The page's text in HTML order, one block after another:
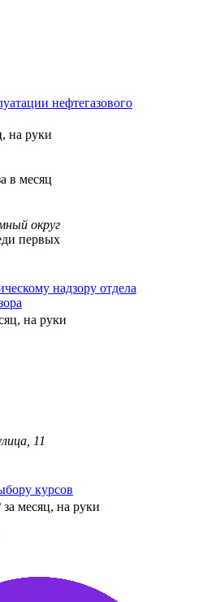
нефтегазового
на руки
в месяц
округ
первых
надзору отдела
на руки
11
курсов
за месяц, на руки